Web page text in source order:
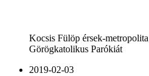
Kocsis Fülöp érsek-
Görögkatolikus Parókiát
2019-02-03